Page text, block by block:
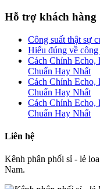
Hỗ trợ khách hàng
Công suất thật sự
Hiểu đúng về công
Cách Chỉnh Echo,
Chuẩn Hay Nhất
Cách Chỉnh Echo,
Chuẩn Hay Nhất
Cách Chỉnh Echo,
Chuẩn Hay Nhất
Liên hệ
Kênh phân phối sỉ - lẻ
Nam.